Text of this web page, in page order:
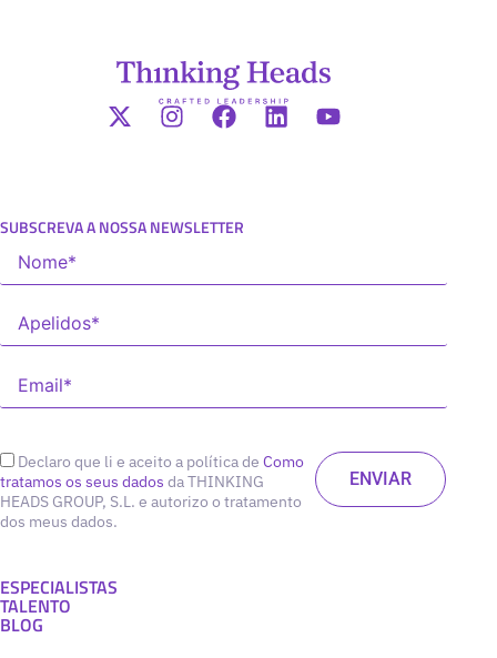
SUBSCREVA A NOSSA NEWSLETTER
Declaro que li e aceito a política de Como
tratamos os seus dados da THINKING
HEADS GROUP, S.L. e autorizo o tratamento
dos meus dados.
ESPECIALISTAS
TALENTO
BLOG